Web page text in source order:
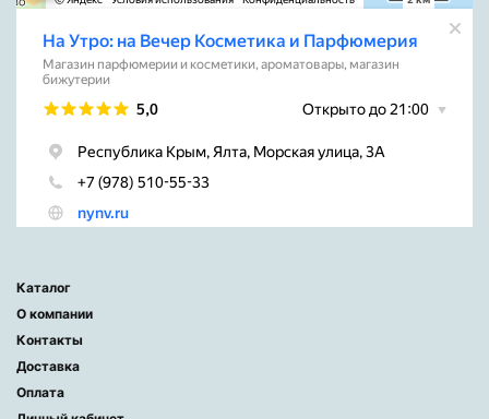
Каталог
О компании
Контакты
Доставка
Оплата